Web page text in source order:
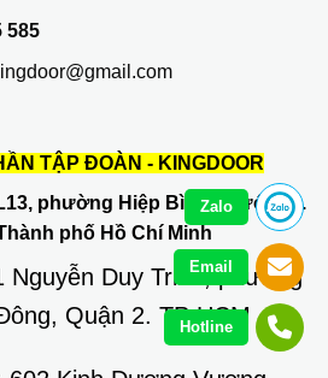
585
TẬP ĐOÀN - KINGDOOR
phường Hiệp Bình Phước, Q.
phố Hồ Chí Minh
Nguyễn Duy Trinh, phường
Quận 2. TP HCM
Zalo
Email
Hotline